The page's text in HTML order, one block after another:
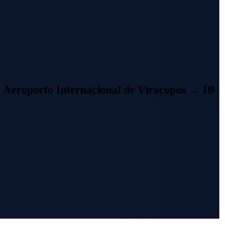
Aeroporto Internacional de Viracopos → IB